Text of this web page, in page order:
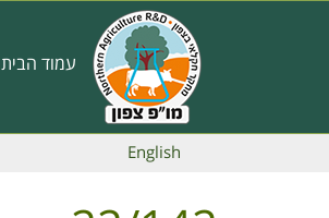
Main
navigation
עמוד הבית
English